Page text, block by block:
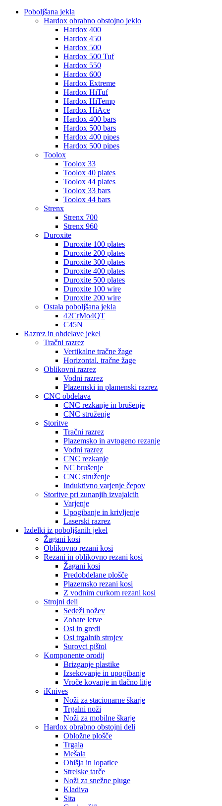
Poboljšana jekla
Hardox obrabno obstojno jeklo
Hardox 400
Hardox 450
Hardox 500
Hardox 500 Tuf
Hardox 550
Hardox 600
Hardox Extreme
Hardox HiTuf
Hardox HiTemp
Hardox HiAce
Hardox 400 bars
Hardox 500 bars
Hardox 400 pipes
Hardox 500 pipes
Toolox
Toolox 33
Toolox 40 plates
Toolox 44 plates
Toolox 33 bars
Toolox 44 bars
Strenx
Strenx 700
Strenx 960
Duroxite
Duroxite 100 plates
Duroxite 200 plates
Duroxite 300 plates
Duroxite 400 plates
Duroxite 500 plates
Duroxite 100 wire
Duroxite 200 wire
Ostala poboljšana jekla
42CrMo4QT
C45N
Razrez in obdelave jekel
Tračni razrez
Vertikalne tračne žage
Horizontal. tračne žage
Oblikovni razrez
Vodni razrez
Plazemski in plamenski razrez
CNC obdelava
CNC rezkanje in brušenje
CNC struženje
Storitve
Tračni razrez
Plazemsko in avtogeno rezanje
Vodni razrez
CNC rezkanje
NC brušenje
CNC struženje
Induktivno varjenje čepov
Storitve pri zunanjih izvajalcih
Varjenje
Upogibanje in krivljenje
Laserski razrez
Izdelki iz poboljšanih jekel
Žagani kosi
Oblikovno rezani kosi
Rezani in oblikovno rezani kosi
Žagani kosi
Predobdelane plošče
Plazemsko rezani kosi
Z vodnim curkom rezani kosi
Strojni deli
Sedeži nožev
Zobate letve
Osi in gredi
Osi trgalnih strojev
Surovci pištol
Komponente orodij
Brizganje plastike
Izsekovanje in upogibanje
Vroče kovanje in tlačno litje
iKnives
Noži za stacionarne škarje
Trgalni noži
Noži za mobilne škarje
Hardox obrabno obstojni deli
Obložne plošče
Trgala
Mešala
Ohišja in lopatice
Strelske tarče
Noži za snežne pluge
Kladiva
Sita